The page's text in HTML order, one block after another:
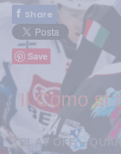
f Share
Save
Il Como si
PLAY OFF –